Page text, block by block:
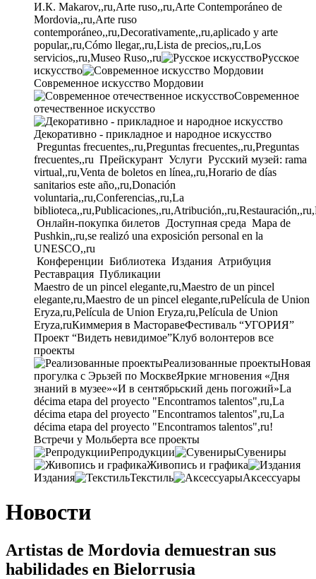
И.К. Makarov,,ru,Arte ruso,,ru,Arte Contemporáneo de
Mordovia,,ru,Arte ruso
contemporáneo,,ru,Decorativamente,,ru,aplicado y arte
popular,,ru,Cómo llegar,,ru,Lista de precios,,ru,Los
servicios,,ru,Museo Ruso,,ru
Русское
искусство
Современное искусство Мордовии
Современное
отечественное искусство
Декоративно - прикладное и народное искусство
Preguntas frecuentes,,ru,Preguntas frecuentes,,ru,Preguntas
frecuentes,,ru Прейскурант Услуги Русский музей: rama
virtual,,ru,Venta de boletos en línea,,ru,Horario de días
sanitarios este año,,ru,Donación
voluntaria,,ru,Conferencias,,ru,La
Онлайн-покупка билетов Доступная среда Mapa de
Pushkin,,ru,se realizó una exposición personal en la
UNESCO,,ru
Конференции Библиотека Издания Атрибуция
Реставрация Публикации
Maestro de un pincel elegante,ru,Maestro de un pincel
elegante,ru,Maestro de un pincel elegante,ruPelícula de Union
Eryza,ru,Película de Union Eryza,ru,Película de Union
Eryza,ruКиммерия в МасторавеФестиваль “УГОРИЯ”
Проект “Видеть невидимое”Клуб волонтеров все
проекты
Реализованные проектыНовая
прогулка с Эрьзей по МосквеЯркие мгновения «Дня
знаний в музее»«И в сентябрьский день погожий»La
décima etapa del proyecto "Encontramos talentos",ru,La
décima etapa del proyecto "Encontramos talentos",ru,La
décima etapa del proyecto "Encontramos talentos",ru!
Встречи у Мольберта все проекты
Репродукции
Сувениры
Живопись и графика
Издания
Текстиль Аксессуары
Новости
Artistas de Mordovia demuestran sus
habilidades en Bielorrusia